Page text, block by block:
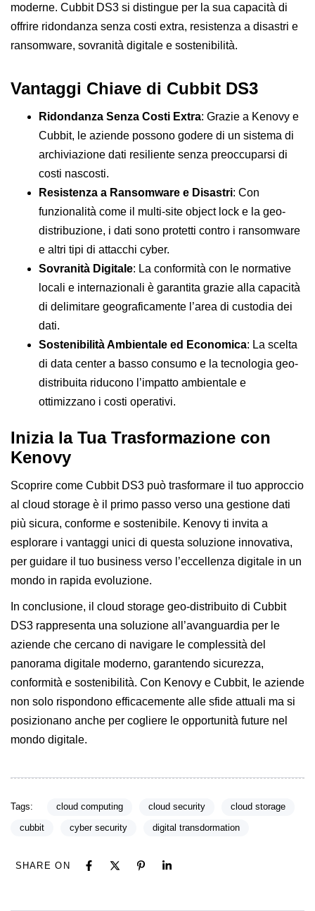
moderne. Cubbit DS3 si distingue per la sua capacità di
offrire ridondanza senza costi extra, resistenza a disastri e
ransomware, sovranità digitale e sostenibilità.
Vantaggi Chiave di Cubbit DS3
Ridondanza Senza Costi Extra: Grazie a Kenovy e
Cubbit, le aziende possono godere di un sistema di
archiviazione dati resiliente senza preoccuparsi di
costi nascosti.
Resistenza a Ransomware e Disastri: Con
funzionalità come il multi-site object lock e la geo-
distribuzione, i dati sono protetti contro i ransomware
e altri tipi di attacchi cyber.
Sovranità Digitale: La conformità con le normative
locali e internazionali è garantita grazie alla capacità
di delimitare geograficamente l’area di custodia dei
dati.
Sostenibilità Ambientale ed Economica: La scelta
di data center a basso consumo e la tecnologia geo-
distribuita riducono l’impatto ambientale e
ottimizzano i costi operativi.
Inizia la Tua Trasformazione con
Kenovy
Scoprire come Cubbit DS3 può trasformare il tuo approccio
al cloud storage è il primo passo verso una gestione dati
più sicura, conforme e sostenibile. Kenovy ti invita a
esplorare i vantaggi unici di questa soluzione innovativa,
per guidare il tuo business verso l’eccellenza digitale in un
mondo in rapida evoluzione.
In conclusione, il cloud storage geo-distribuito di Cubbit
DS3 rappresenta una soluzione all’avanguardia per le
aziende che cercano di navigare le complessità del
panorama digitale moderno, garantendo sicurezza,
conformità e sostenibilità. Con Kenovy e Cubbit, le aziende
non solo rispondono efficacemente alle sfide attuali ma si
posizionano anche per cogliere le opportunità future nel
mondo digitale.
Tags: cloud computing cloud security
cloud storage
cubbit
cyber security digital transdormation
SHARE ON